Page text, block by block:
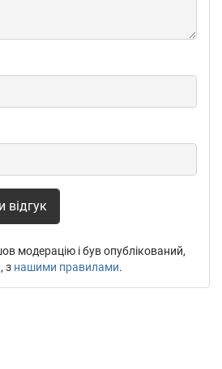
відгук
модерацію і був опублікований,
з нашими правилами.